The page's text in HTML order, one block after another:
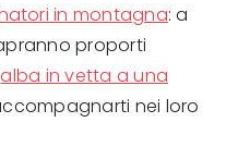
in montagna: a
proporti
alba in vetta a una
nei loro